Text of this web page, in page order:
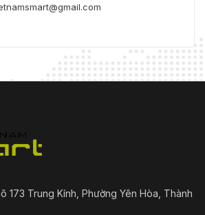
173 Trung Kính, Phường Yên Hòa, Thành